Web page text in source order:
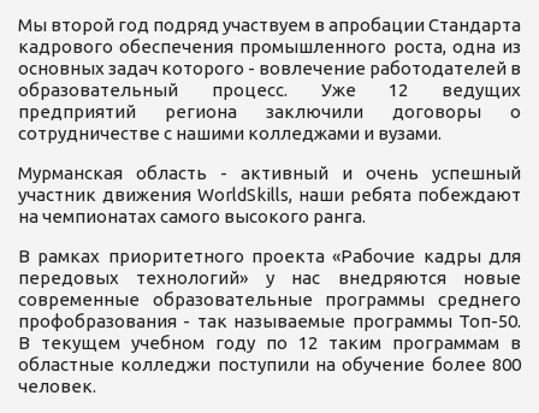
Мы второй год подряд участвуем в апробации Стандарта
кадрового обеспечения промышленного роста, одна из
основных задач которого - вовлечение работодателей в
образовательный процесс. Уже 12 ведущих
предприятий региона заключили договоры о
сотрудничестве с нашими колледжами и вузами.
Мурманская область - активный и очень успешный
участник движения WorldSkills, наши ребята побеждают
на чемпионатах самого высокого ранга.
В рамках приоритетного проекта «Рабочие кадры для
передовых технологий» у нас внедряются новые
современные образовательные программы среднего
профобразования - так называемые программы Топ-50.
В текущем учебном году по 12 таким программам в
областные колледжи поступили на обучение более 800
человек.